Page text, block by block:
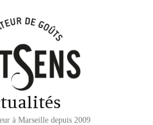
à Marseille depuis 2009